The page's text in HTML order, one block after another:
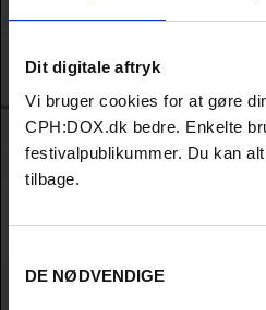
Dit digitale aftryk
Vi bruger cookies for at gøre
CPH:DOX.dk bedre. Enkelte
festivalpublikummer. Du kan
tilbage.
DE NØDVENDIGE